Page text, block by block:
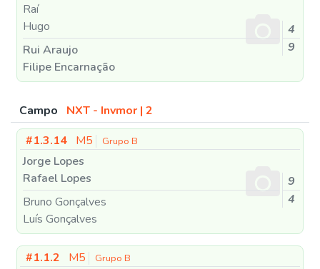
Raí
Hugo
Rui Araujo
Filipe Encarnação
4
9
Campo
NXT - Invmor | 2
#1.3.14 M5 Grupo B
Jorge Lopes
Rafael Lopes
Bruno Gonçalves
Luís Gonçalves
9
4
#1.1.2 M5 Grupo B